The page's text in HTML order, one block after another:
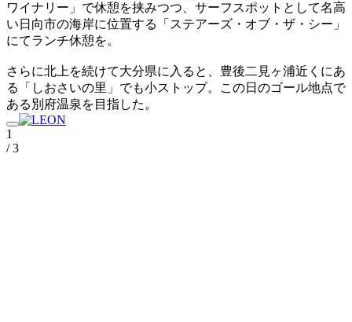
ワイナリー」で休憩を挟みつつ、サーフスポットとして名高
い日向市の海岸に位置する「ステアーズ・オブ・ザ・シー」
にてランチ休憩を。
さらに北上を続けて大分県に入ると、豊後二見ヶ浦近くにあ
る「しおさいの里」でも小ストップ。この日のゴール地点で
ある別府温泉を目指した。
1
/ 3